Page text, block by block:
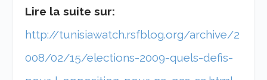
Lire la suite sur:
http://tunisiawatch.rsfblog.org/archive/2
008/02/15/elections-2009-quels-defis-